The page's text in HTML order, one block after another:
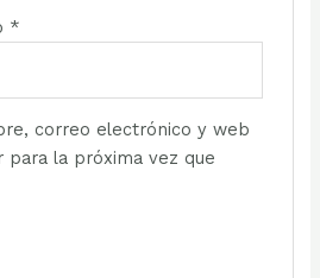
*
correo electrónico y web
para la próxima vez que